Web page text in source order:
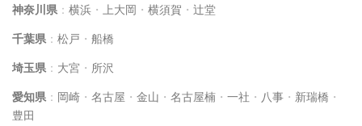
神奈川県 ： 横浜 ・ 上大岡 ・ 横須賀 ・ 辻堂
千葉県 ： 松戸 ・ 船橋
埼玉県 ： 大宮 ・ 所沢
愛知県 ： 岡崎 ・ 名古屋 ・ 金山 ・ 名古屋楠 ・ 一社 ・ 八事 ・ 新瑞橋 ・
豊田